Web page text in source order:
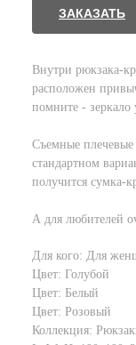
ЗАКАЗАТЬ
Внутри рюкзака-
расположен
помните - зеркало
Съемные
стандартном
получится сумка-
А для любителей
Для кого: Для
Цвет: Голубой
Цвет: Белый
Цвет: Розовый
Коллекция: